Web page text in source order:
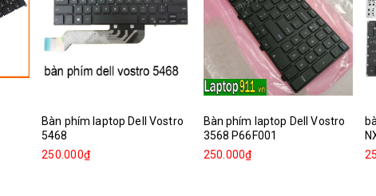
Bàn phím laptop Dell Vostro
5468
250.000₫
Bàn phím laptop Dell Vostro
3568 P66F001
250.000₫